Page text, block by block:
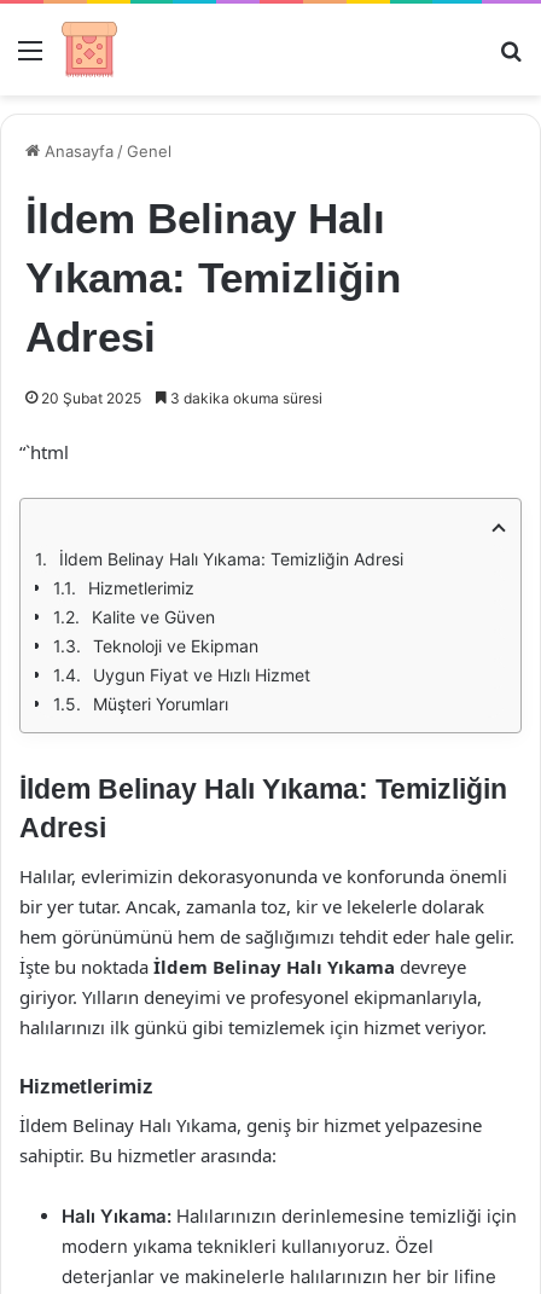
Menü
Anasayfa /Genel
İldem Belinay Halı
Yıkama: Temizliğin
Adresi
20 Şubat 2025 3 dakika okuma süresi
“`html
İldem Belinay Halı Yıkama: Temizliğin Adresi
Hizmetlerimiz
Kalite ve Güven
Teknoloji ve Ekipman
Uygun Fiyat ve Hızlı Hizmet
Müşteri Yorumları
İldem Belinay Halı Yıkama: Temizliğin
Adresi
Halılar, evlerimizin dekorasyonunda ve konforunda önemli
bir yer tutar. Ancak, zamanla toz, kir ve lekelerle dolarak
hem görünümünü hem de sağlığımızı tehdit eder hale gelir.
İşte bu noktada İldem Belinay Halı Yıkama devreye
giriyor. Yılların deneyimi ve profesyonel ekipmanlarıyla,
halılarınızı ilk günkü gibi temizlemek için hizmet veriyor.
Hizmetlerimiz
İldem Belinay Halı Yıkama, geniş bir hizmet yelpazesine
sahiptir. Bu hizmetler arasında:
Halı Yıkama: Halılarınızın derinlemesine temizliği için
modern yıkama teknikleri kullanıyoruz. Özel
deterjanlar ve makinelerle halılarınızın her bir lifine